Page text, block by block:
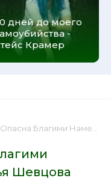
дней до моего
-
Крамер
- Наталья Шевцова 📕 - Книга онлайн бесплатно
Шевцова